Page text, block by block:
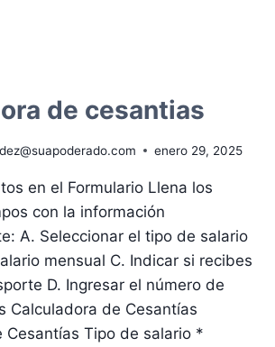
de cesantias
enero 29, 2025
en el Formulario Llena los
con la información
A. Seleccionar el tipo de salario
mensual C. Indicar si recibes
D. Ingresar el número de
Calculadora de Cesantías
Cesantías Tipo de salario *